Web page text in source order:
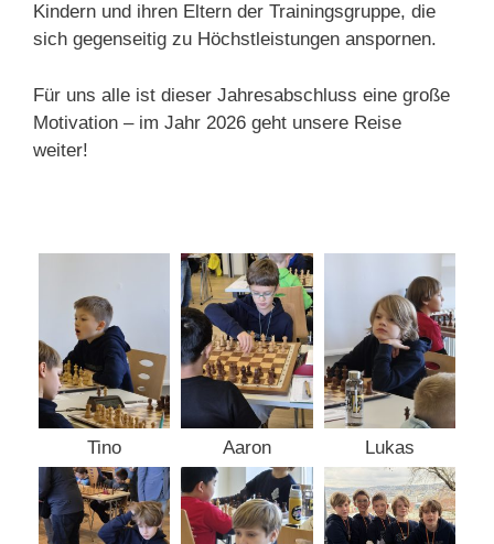
Kindern und ihren Eltern der Trainingsgruppe, die
sich gegenseitig zu Höchstleistungen anspornen.
Für uns alle ist dieser Jahresabschluss eine große
Motivation – im Jahr 2026 geht unsere Reise
weiter!
Tino Aaron Lukas